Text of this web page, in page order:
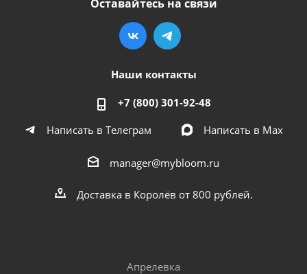
Оставайтесь на связи
Наши контакты
+7 (800) 301-92-48
Написать в Телеграм
Написать в Мах
manager@mybloom.ru
Доставка в Королёв от 800 рублей.
Апрелевка